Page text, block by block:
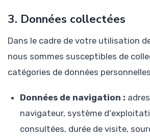
3. Données collectées
Dans le cadre de votre utilisation
nous sommes susceptibles de
catégories de données
Données de navigation :
navigateur, système
consultées, durée de visite,